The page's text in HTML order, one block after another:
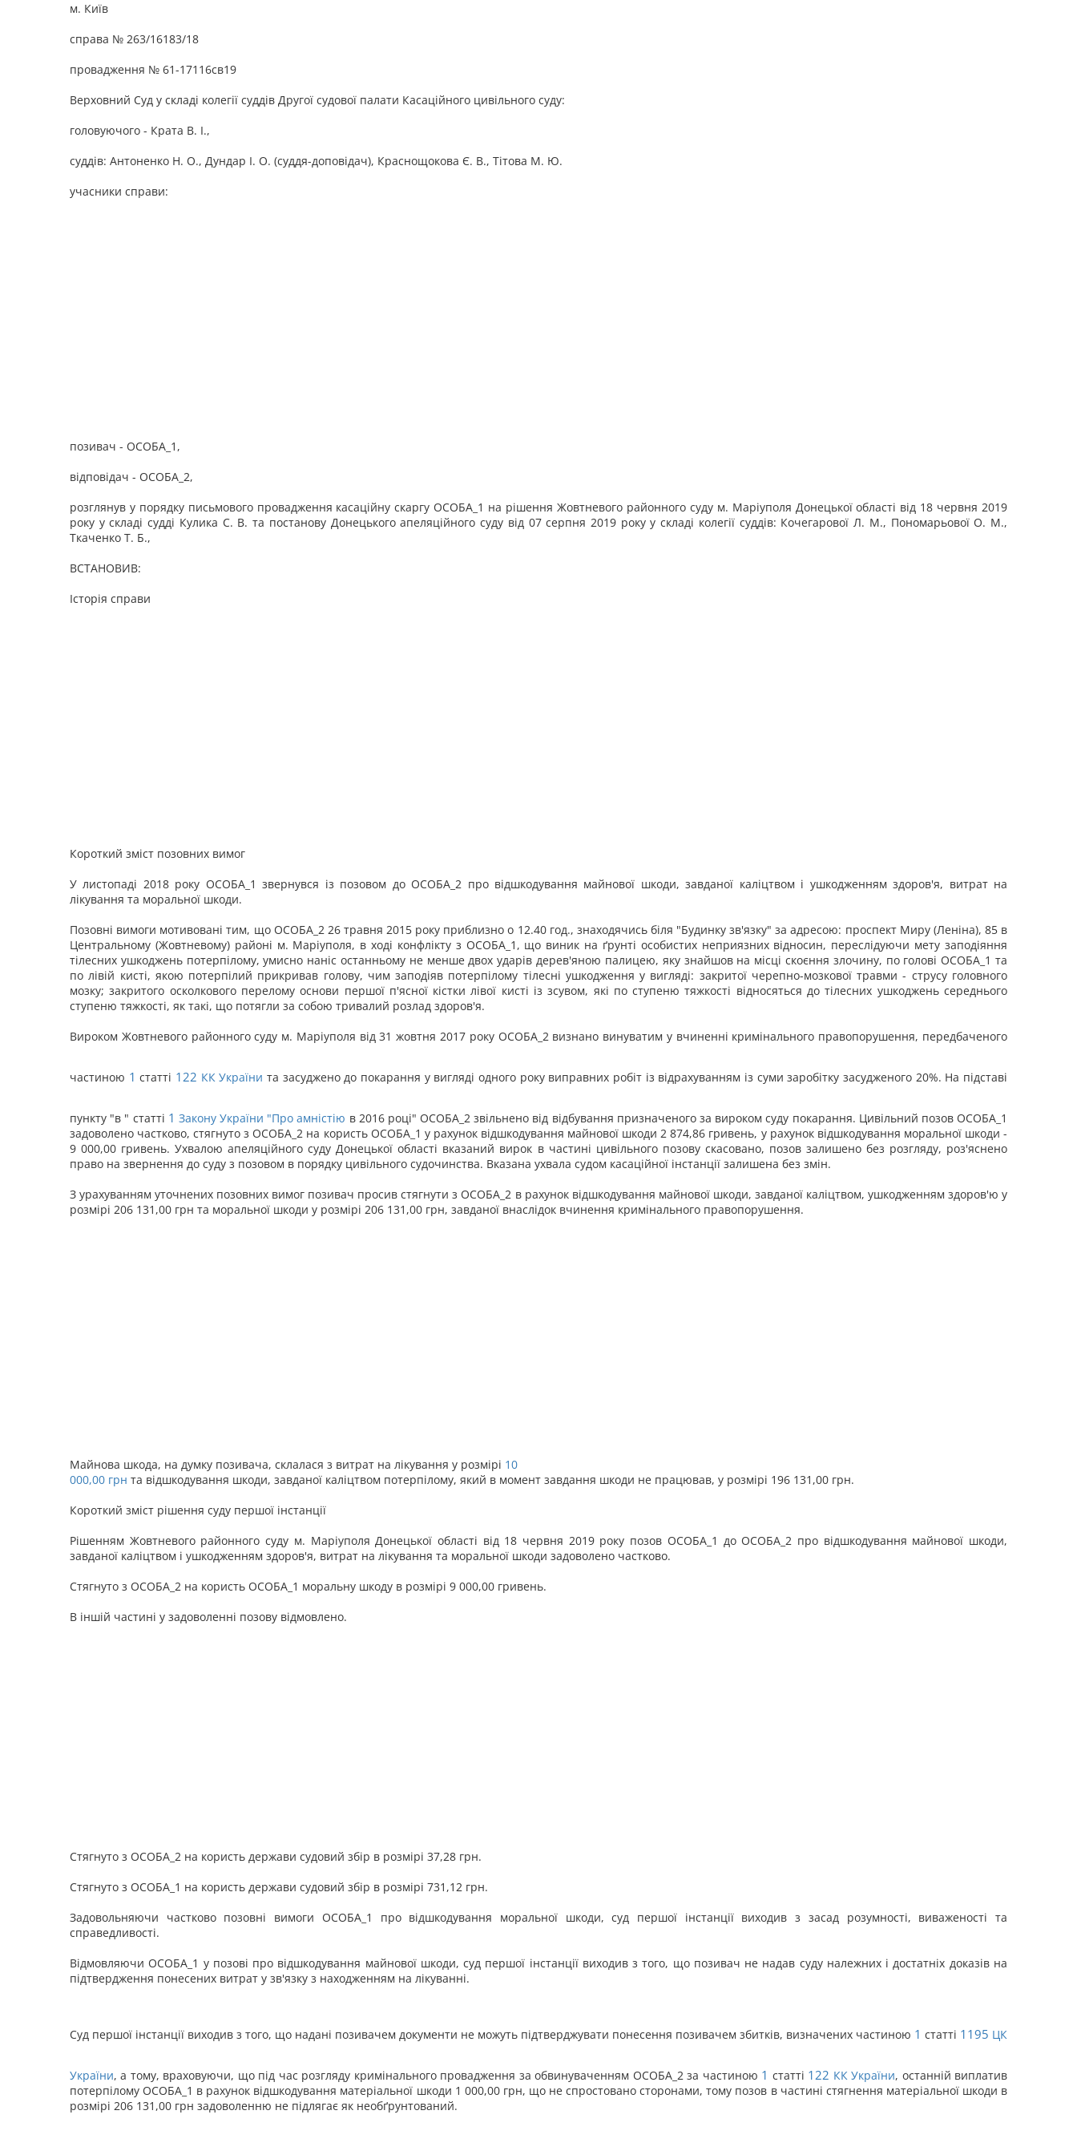
м. Київ
справа № 263/16183/18
провадження № 61-17116св19
Верховний Суд у складі колегії суддів Другої судової палати Касаційного цивільного суду:
головуючого - Крата В. І.,
суддів: Антоненко Н. О., Дундар І. О. (суддя-доповідач), Краснощокова Є. В., Тітова М. Ю.
учасники справи:
позивач - ОСОБА_1,
відповідач - ОСОБА_2,
розглянув у порядку письмового провадження касаційну скаргу ОСОБА_1 на рішення Жовтневого районного суду м. Маріуполя Донецької області від 18 червня 2019
року у складі судді Кулика С. В. та постанову Донецького апеляційного суду від 07 серпня 2019 року у складі колегії суддів: Кочегарової Л. М., Пономарьової О. М.,
Ткаченко Т. Б.,
ВСТАНОВИВ:
Історія справи
Короткий зміст позовних вимог
У листопаді 2018 року ОСОБА_1 звернувся із позовом до ОСОБА_2 про відшкодування майнової шкоди, завданої каліцтвом і ушкодженням здоров'я, витрат на
лікування та моральної шкоди.
Позовні вимоги мотивовані тим, що ОСОБА_2 26 травня 2015 року приблизно о 12.40 год., знаходячись біля "Будинку зв'язку" за адресою: проспект Миру (Леніна), 85 в
Центральному (Жовтневому) районі м. Маріуполя, в ході конфлікту з ОСОБА_1, що виник на ґрунті особистих неприязних відносин, переслідуючи мету заподіяння
тілесних ушкоджень потерпілому, умисно наніс останньому не менше двох ударів дерев'яною палицею, яку знайшов на місці скоєння злочину, по голові ОСОБА_1 та
по лівій кисті, якою потерпілий прикривав голову, чим заподіяв потерпілому тілесні ушкодження у вигляді: закритої черепно-мозкової травми - струсу головного
мозку; закритого осколкового перелому основи першої п'ясної кістки лівої кисті із зсувом, які по ступеню тяжкості відносяться до тілесних ушкоджень середнього
ступеню тяжкості, як такі, що потягли за собою тривалий розлад здоров'я.
Вироком Жовтневого районного суду м. Маріуполя від 31 жовтня 2017 року ОСОБА_2 визнано винуватим у вчиненні кримінального правопорушення, передбаченого
частиною 1 статті 122 КК України та засуджено до покарання у вигляді одного року виправних робіт із відрахуванням із суми заробітку засудженого 20%. На підставі
пункту "в " статті 1 Закону України "Про амністію в 2016 році" ОСОБА_2 звільнено від відбування призначеного за вироком суду покарання. Цивільний позов ОСОБА_1
задоволено частково, стягнуто з ОСОБА_2 на користь ОСОБА_1 у рахунок відшкодування майнової шкоди 2 874,86 гривень, у рахунок відшкодування моральної шкоди -
9 000,00 гривень. Ухвалою апеляційного суду Донецької області вказаний вирок в частині цивільного позову скасовано, позов залишено без розгляду, роз'яснено
право на звернення до суду з позовом в порядку цивільного судочинства. Вказана ухвала судом касаційної інстанції залишена без змін.
З урахуванням уточнених позовних вимог позивач просив стягнути з ОСОБА_2 в рахунок відшкодування майнової шкоди, завданої каліцтвом, ушкодженням здоров'ю у
розмірі 206 131,00 грн та моральної шкоди у розмірі 206 131,00 грн, завданої внаслідок вчинення кримінального правопорушення.
Майнова шкода, на думку позивача, склалася з витрат на лікування у розмірі 10
000,00 грн та відшкодування шкоди, завданої каліцтвом потерпілому, який в момент завдання шкоди не працював, у розмірі 196 131,00 грн.
Короткий зміст рішення суду першої інстанції
Рішенням Жовтневого районного суду м. Маріуполя Донецької області від 18 червня 2019 року позов ОСОБА_1 до ОСОБА_2 про відшкодування майнової шкоди,
завданої каліцтвом і ушкодженням здоров'я, витрат на лікування та моральної шкоди задоволено частково.
Стягнуто з ОСОБА_2 на користь ОСОБА_1 моральну шкоду в розмірі 9 000,00 гривень.
В іншій частині у задоволенні позову відмовлено.
Стягнуто з ОСОБА_2 на користь держави судовий збір в розмірі 37,28 грн.
Стягнуто з ОСОБА_1 на користь держави судовий збір в розмірі 731,12 грн.
Задовольняючи частково позовні вимоги ОСОБА_1 про відшкодування моральної шкоди, суд першої інстанції виходив з засад розумності, виваженості та
справедливості.
Відмовляючи ОСОБА_1 у позові про відшкодування майнової шкоди, суд першої інстанції виходив з того, що позивач не надав суду належних і достатніх доказів на
підтвердження понесених витрат у зв'язку з находженням на лікуванні.
Суд першої інстанції виходив з того, що надані позивачем документи не можуть підтверджувати понесення позивачем збитків, визначених частиною 1 статті 1195 ЦК
України, а тому, враховуючи, що під час розгляду кримінального провадження за обвинуваченням ОСОБА_2 за частиною 1 статті 122 КК України, останній виплатив
потерпілому ОСОБА_1 в рахунок відшкодування матеріальної шкоди 1 000,00 грн, що не спростовано сторонами, тому позов в частині стягнення матеріальної шкоди в
розмірі 206 131,00 грн задоволенню не підлягає як необґрунтований.